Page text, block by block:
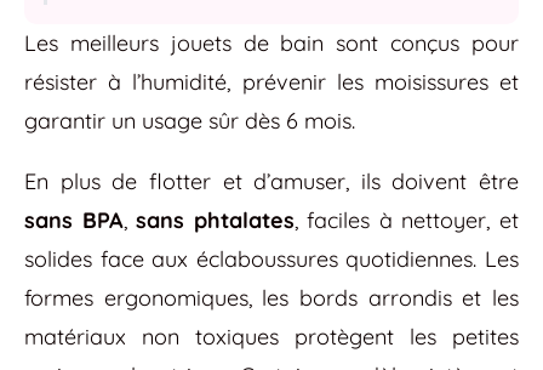
Les meilleurs jouets de bain sont conçus pour
résister à l’humidité, prévenir les moisissures et
garantir un usage sûr dès 6 mois.
En plus de flotter et d’amuser, ils doivent être
sans BPA,sans phtalates, faciles à nettoyer, et
solides face aux éclaboussures quotidiennes. Les
formes ergonomiques, les bords arrondis et les
matériaux non toxiques protègent les petites